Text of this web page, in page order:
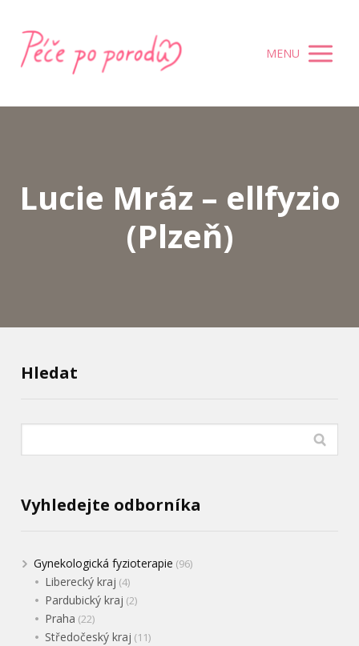
MENU
Lucie Mráz – ellfyzio
(Plzeň)
Hledat
Vyhledejte odborníka
Gynekologická fyzioterapie (96)
Liberecký kraj (4)
Pardubický kraj (2)
Praha (22)
Středočeský kraj (11)